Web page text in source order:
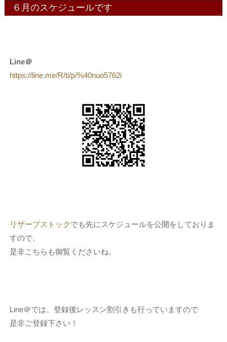
６月のスケジュールです
Line＠
https://line.me/R/ti/p/%40nuo5762i
リザーブストックでも先にスケジュールを公開をしておりま
すので、
是非こちらも御覧くださいね。
Line＠では、登録後レッスン割引きも行っていますので
是非ご登録下さい！